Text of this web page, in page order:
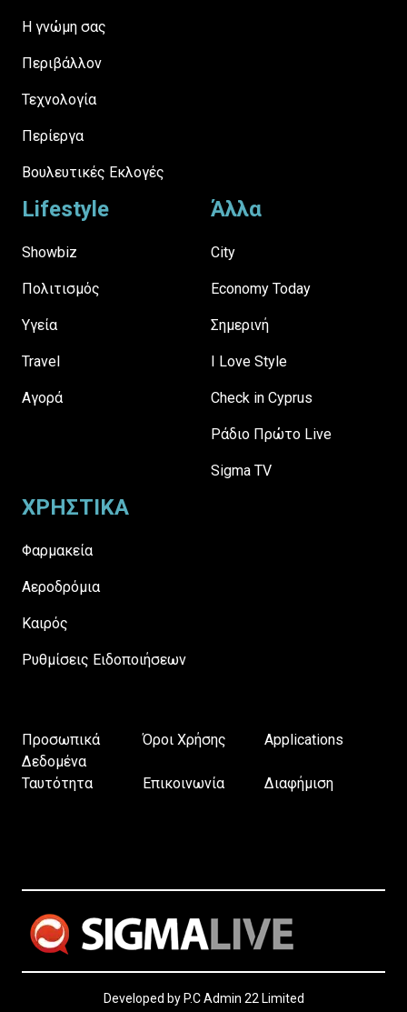
H γνώμη σας
Περιβάλλον
Τεχνολογία
Περίεργα
Βουλευτικές Εκλογές
Lifestyle
Showbiz
Πολιτισμός
Υγεία
Travel
Αγορά
Άλλα
City
Economy Today
Σημερινή
I Love Style
Check in Cyprus
Ράδιο Πρώτο Live
Sigma TV
ΧΡΗΣΤΙΚΑ
Φαρμακεία
Αεροδρόμια
Καιρός
Ρυθμίσεις Ειδοποιήσεων
Προσωπικά
Δεδομένα
Όροι Χρήσης Applications
Ταυτότητα Επικοινωνία Διαφήμιση
Developed by P.C Admin 22 Limited